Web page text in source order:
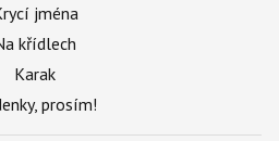
jména
křídlech
Karak
prosím!